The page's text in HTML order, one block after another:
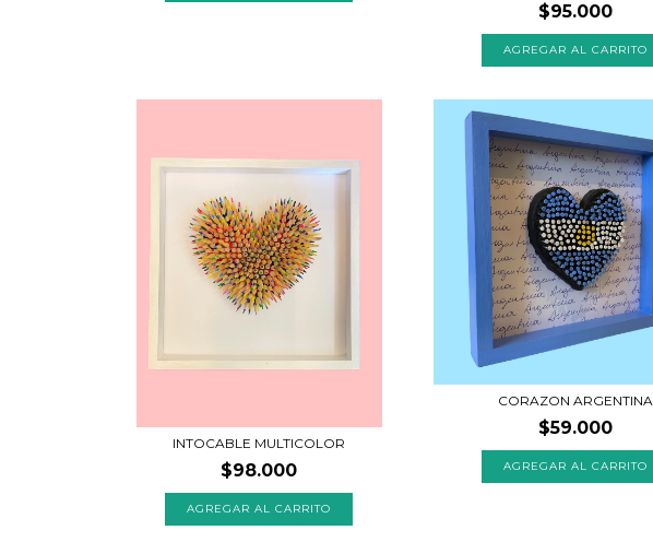
$95.000
INTOCABLE MULTICOLOR
$98.000
AGREGAR AL CARRITO
CORAZON ARGENTINA
$59.000